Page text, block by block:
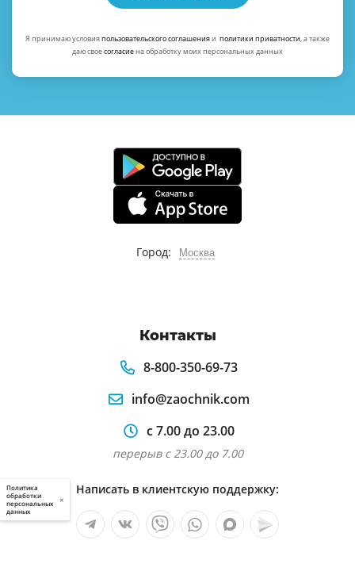
Я принимаю условияпользовательского соглашенияи политики приватности, а также
даю своесогласиена обработку моих персональных данных
Город: Москва
Контакты
8-800-350-69-73
info@zaochnik.com
с 7.00 до 23.00
перерыв с 23.00 до 7.00
Написать в клиентскую поддержку:
Политика
обработки
персональных
данных
×